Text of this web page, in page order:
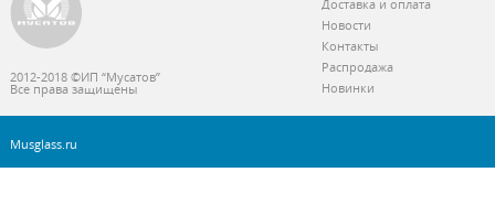
2012-2018 ©ИП “Мусатов”
Все права защищены
Доставка и оплата
Новости
Контакты
Распродажа
Новинки
Musglass.ru